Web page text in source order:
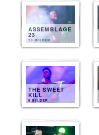
ASSEMBLAGE
23
10 BILDER
THE SWEET
KILL
8 BILDER